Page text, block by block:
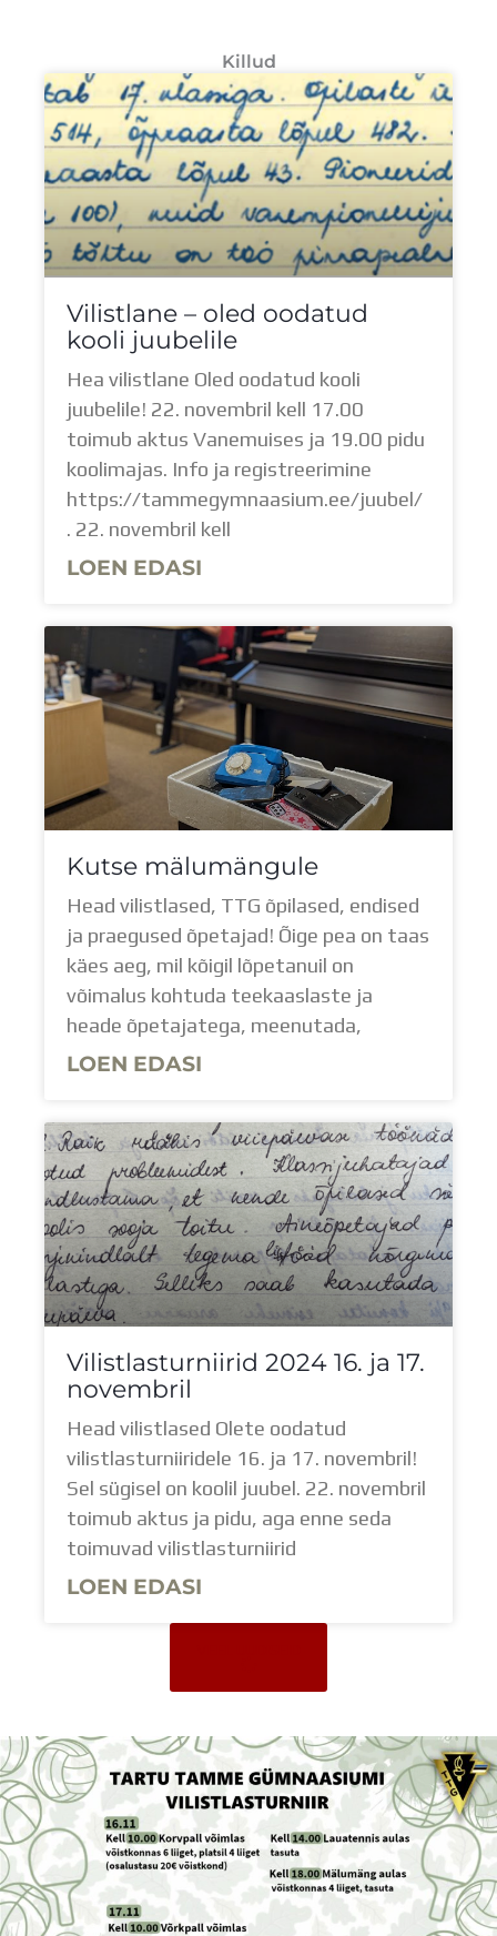
Killud
Vilistlane – oled oodatud
kooli juubelile
Hea vilistlane Oled oodatud kooli
juubelile! 22. novembril kell 17.00
toimub aktus Vanemuises ja 19.00 pidu
koolimajas. Info ja registreerimine
https://tammegymnaasium.ee/juubel/
. 22. novembril kell
LOEN EDASI
Kutse mälumängule
Head vilistlased, TTG õpilased, endised
ja praegused õpetajad! Õige pea on taas
käes aeg, mil kõigil lõpetanuil on
võimalus kohtuda teekaaslaste ja
heade õpetajatega, meenutada,
LOEN EDASI
Vilistlasturniirid 2024 16. ja 17.
novembril
Head vilistlased Olete oodatud
vilistlasturniiridele 16. ja 17. novembril!
Sel sügisel on koolil juubel. 22. novembril
toimub aktus ja pidu, aga enne seda
toimuvad vilistlasturniirid
LOEN EDASI